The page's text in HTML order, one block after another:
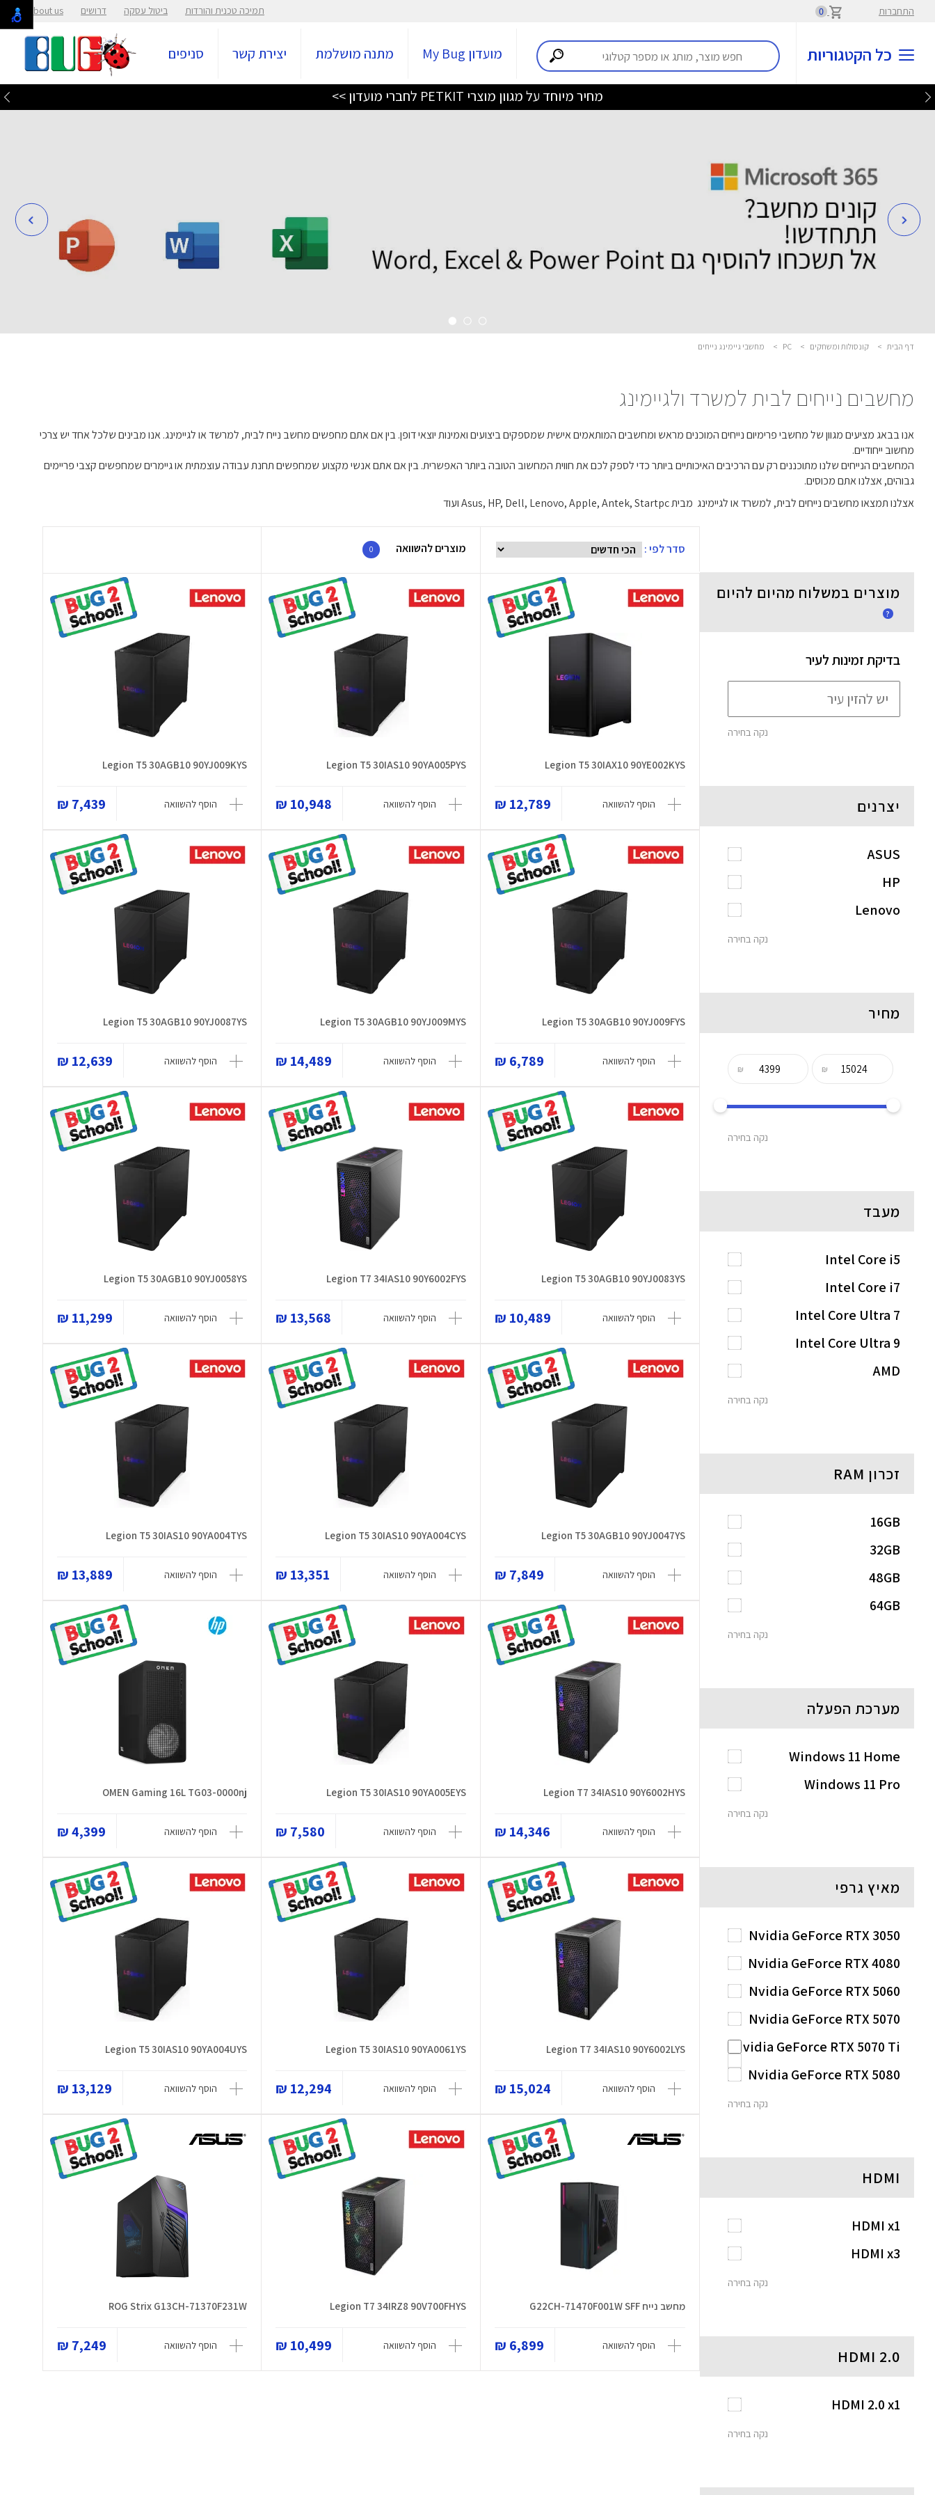
התחברות 0 תמיכה טכנית והורדות ביטול עסקה דרושים About us
כל הקטגוריות מועדון My Bug מתנה מושלמת יצירת קשר סניפים
מחיר מיוחד על מגוון מוצרי PETKIT לחברי מועדון >>
דף הבית > קונסולות ומשחקים >
PC
> מחשבי גיימינג נייחים
מחשבים נייחים לבית למשרד ולגיימינג
אנו בבאג מציעים מגוון של מחשבי פרימיום נייחים המוכנים מראש ומחשבים המותאמים אישית שמספקים ביצועים ואמינות יוצאי דופן. בין אם אתם מחפשים מחשב נייח לבית, למרשד או לגיימינג. אנו מבינים שלכל אחד יש צרכי
מחשוב ייחודיים.
המחשבים הנייחים שלנו מתוכננים רק עם הרכיבים האיכותיים ביותר כדי לספק לכם את חווית המחשוב הטובה ביותר האפשרית. בין אם אתם אנשי מקצוע שמחפשים תחנת עבודה עוצמתית או גיימרים שמחפשים קצבי פריימים
גבוהים, אצלנו אתם מכוסים.
אצלנו תמצאו מחשבים נייחים לבית, למשרד או לגיימינג מבית Asus, HP, Dell, Lenovo, Apple, Antek, Startpc ועוד
סדר לפי : מוצרים להשוואה 0
Legion T5 30IAX10 90YE002KYS
הוסף להשוואה 12,789 ₪
Legion T5 30IAS10 90YA005PYS
הוסף להשוואה 10,948 ₪
Legion T5 30AGB10 90YJ009KYS
הוסף להשוואה 7,439 ₪
Legion T5 30AGB10 90YJ009FYS
הוסף להשוואה 6,789 ₪
Legion T5 30AGB10 90YJ009MYS
הוסף להשוואה 14,489 ₪
Legion T5 30AGB10 90YJ0087YS
הוסף להשוואה 12,639 ₪
Legion T5 30AGB10 90YJ0083YS
הוסף להשוואה 10,489 ₪
Legion T7 34IAS10 90Y6002FYS
הוסף להשוואה 13,568 ₪
Legion T5 30AGB10 90YJ0058YS
הוסף להשוואה 11,299 ₪
Legion T5 30AGB10 90YJ0047YS
הוסף להשוואה 7,849 ₪
Legion T5 30IAS10 90YA004CYS
הוסף להשוואה 13,351 ₪
Legion T5 30IAS10 90YA004TYS
הוסף להשוואה 13,889 ₪
Legion T7 34IAS10 90Y6002HYS
הוסף להשוואה 14,346 ₪
Legion T5 30IAS10 90YA005EYS
הוסף להשוואה 7,580 ₪
OMEN Gaming 16L TG03-0000nj
הוסף להשוואה 4,399 ₪
Legion T7 34IAS10 90Y6002LYS
הוסף להשוואה 15,024 ₪
Legion T5 30IAS10 90YA0061YS
הוסף להשוואה 12,294 ₪
Legion T5 30IAS10 90YA004UYS
הוסף להשוואה 13,129 ₪
מחשב נייח G22CH-71470F001W SFF
הוסף להשוואה 6,899 ₪
Legion T7 34IRZ8 90V700FHYS
הוסף להשוואה 10,499 ₪
ROG Strix G13CH-71370F231W
הוסף להשוואה 7,249 ₪
מוצרים במשלוח מהיום להיום
?
בדיקת זמינות לעיר
נקה בחירה
יצרנים
ASUS
HP
Lenovo
נקה בחירה
מחיר
₪
₪
נקה בחירה
מעבד
Intel Core i5
Intel Core i7
Intel Core Ultra 7
Intel Core Ultra 9
AMD
נקה בחירה
זכרון RAM
16GB
32GB
48GB
64GB
נקה בחירה
מערכת הפעלה
Windows 11 Home
Windows 11 Pro
נקה בחירה
מאיץ גרפי
Nvidia GeForce RTX 3050
Nvidia GeForce RTX 4080
Nvidia GeForce RTX 5060
Nvidia GeForce RTX 5070
Nvidia GeForce RTX 5070 Ti
Nvidia GeForce RTX 5080
נקה בחירה
HDMI
HDMI x1
HDMI x3
נקה בחירה
HDMI 2.0
HDMI 2.0 x1
נקה בחירה